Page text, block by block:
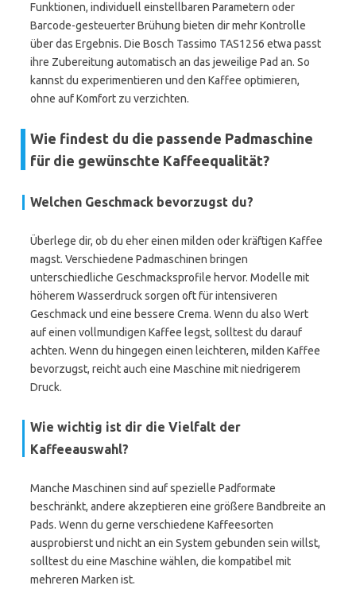
Funktionen, individuell einstellbaren Parametern oder
Barcode-gesteuerter Brühung bieten dir mehr Kontrolle
über das Ergebnis. Die Bosch Tassimo TAS1256 etwa passt
ihre Zubereitung automatisch an das jeweilige Pad an. So
kannst du experimentieren und den Kaffee optimieren,
ohne auf Komfort zu verzichten.
Wie findest du die passende Padmaschine
für die gewünschte Kaffeequalität?
Welchen Geschmack bevorzugst du?
Überlege dir, ob du eher einen milden oder kräftigen Kaffee
magst. Verschiedene Padmaschinen bringen
unterschiedliche Geschmacksprofile hervor. Modelle mit
höherem Wasserdruck sorgen oft für intensiveren
Geschmack und eine bessere Crema. Wenn du also Wert
auf einen vollmundigen Kaffee legst, solltest du darauf
achten. Wenn du hingegen einen leichteren, milden Kaffee
bevorzugst, reicht auch eine Maschine mit niedrigerem
Druck.
Wie wichtig ist dir die Vielfalt der
Kaffeeauswahl?
Manche Maschinen sind auf spezielle Padformate
beschränkt, andere akzeptieren eine größere Bandbreite an
Pads. Wenn du gerne verschiedene Kaffeesorten
ausprobierst und nicht an ein System gebunden sein willst,
solltest du eine Maschine wählen, die kompatibel mit
mehreren Marken ist.